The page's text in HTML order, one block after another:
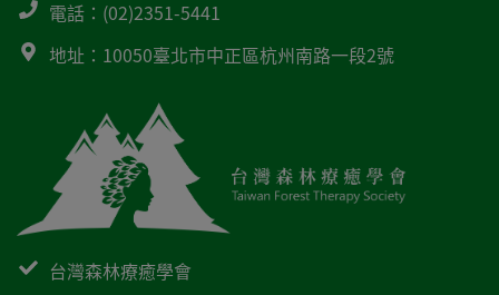
電話：(02)2351-5441
地址：10050臺北市中正區杭州南路一段2號
台灣森林療癒學會